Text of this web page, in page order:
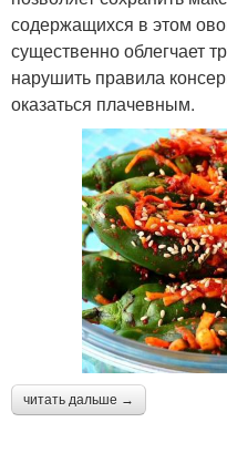
содержащихся в этом
существенно облегчает
нарушить правила
оказаться плачевным.
читать дальше →